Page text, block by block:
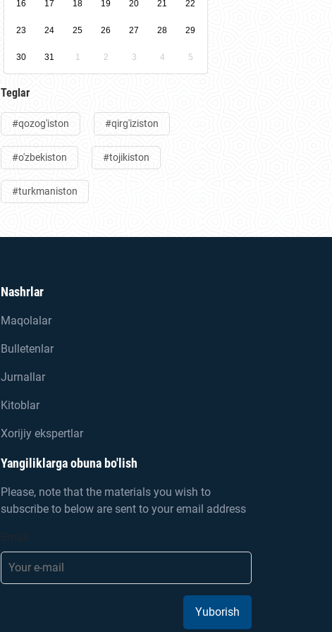
16 17 18 19 20 21 22
23 24 25 26 27 28 29
30 31 1 2 3 4 5
Teglar
#qozog'iston #qirg'iziston
#o'zbekiston #tojikiston
#turkmaniston
Nashrlar
Maqolalar
Bulletenlar
Jurnallar
Kitoblar
Xorijiy ekspertlar
Yangiliklarga obuna bo'lish
Please, note that the materials you wish to
subscribe to below are sent to your email address
Yuborish